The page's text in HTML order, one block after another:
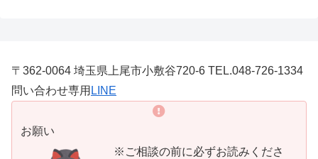
〒362-0064 埼玉県上尾市小敷谷720-6 TEL.048-726-1334
問い合わせ専用 LINE
お願い
※ご相談の前に必ずお読みくださ